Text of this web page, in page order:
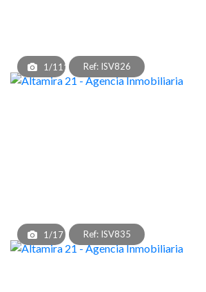
1/111 Ref: ISV826
1/17 Ref: ISV835